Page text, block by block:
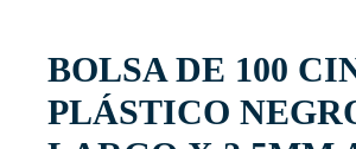
BOLSA DE 100
PLÁSTICO